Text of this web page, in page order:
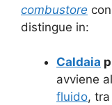
combustore
distingue in:
Caldaia
avviene
fluido,